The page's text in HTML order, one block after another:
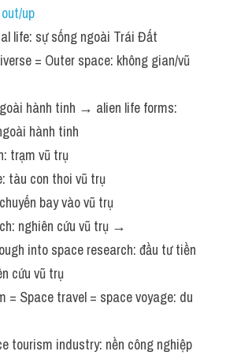
up
life: sự sống ngoài Trái Đất
= Outer space: không gian/vũ
hành tinh → alien life forms:
hành tinh
trạm vũ trụ
tàu con thoi vũ trụ
bay vào vũ trụ
nghiên cứu vũ trụ →
into space research: đầu tư tiền
cứu vũ trụ
= Space travel = space voyage: du
tourism industry: nền công nghiệp